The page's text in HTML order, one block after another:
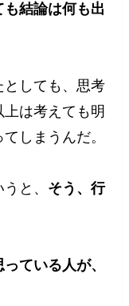
結論は何も出
としても、思考
は考えても明
しまうんだ。
と、 そう、行
ている人が、